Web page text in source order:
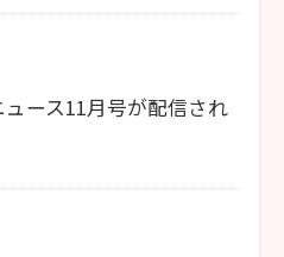
ース11月号が配信され